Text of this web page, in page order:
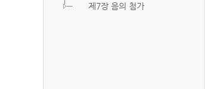
제7장 음의 첨가